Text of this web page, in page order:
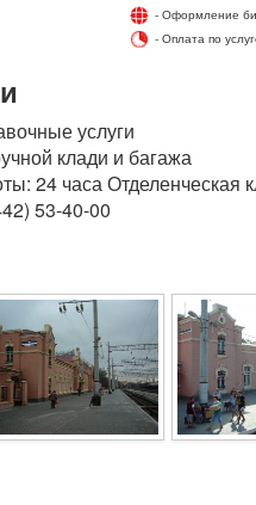
- Оформление
- Оплата по
услуги
клади и багажа
24 часа Отделенческая
53-40-00